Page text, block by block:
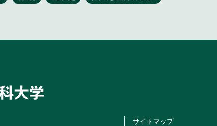
サイトマップ